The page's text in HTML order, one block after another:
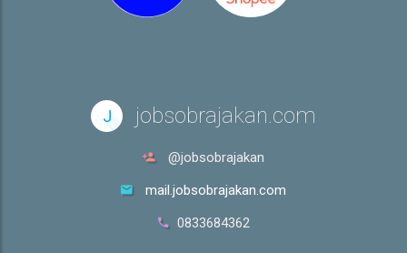
J jobsobrajakan.com
@jobsobrajakan
mail.jobsobrajakan.com
0833684362